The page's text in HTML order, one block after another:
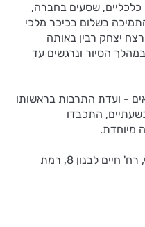
כלכליים, שסעים בחברה,
בשלום בכיכר מלכי
יצחק רבין באותה
הסיור ונרגשים עד
- ועדת התרבות בראשותו
התכבדו
מיוחדת.
מרכז יצחק רבין, המוזיאון הישראלי, רח' חיים לבנון 8, רמת